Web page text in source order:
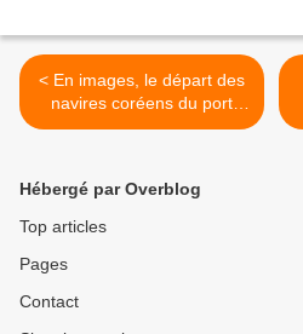
< En images, le départ des
navires coréens du port
militaire
Hébergé par Overblog
Top articles
Pages
Contact